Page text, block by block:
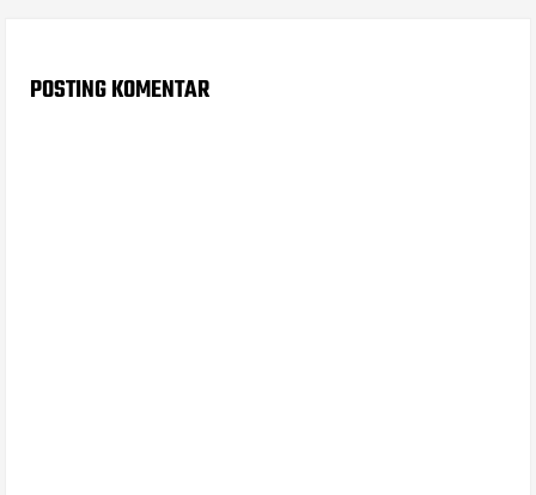
POSTING KOMENTAR